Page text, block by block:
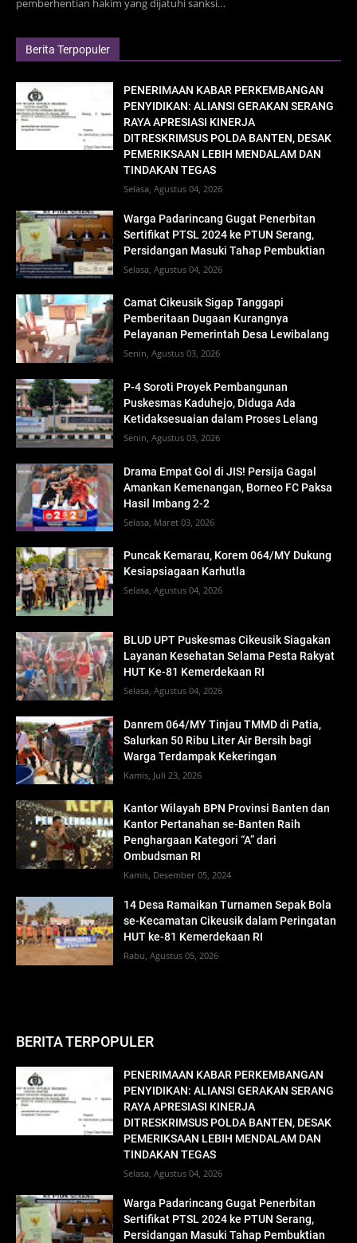
pemberhentian hakim yang dijatuhi sanksi…
Berita Terpopuler
PENERIMAAN KABAR PERKEMBANGAN
PENYIDIKAN: ALIANSI GERAKAN SERANG
RAYA APRESIASI KINERJA
DITRESKRIMSUS POLDA BANTEN, DESAK
PEMERIKSAAN LEBIH MENDALAM DAN
TINDAKAN TEGAS
Selasa, Agustus 04, 2026
Warga Padarincang Gugat Penerbitan
Sertifikat PTSL 2024 ke PTUN Serang,
Persidangan Masuki Tahap Pembuktian
Selasa, Agustus 04, 2026
Camat Cikeusik Sigap Tanggapi
Pemberitaan Dugaan Kurangnya
Pelayanan Pemerintah Desa Lewibalang
Senin, Agustus 03, 2026
P-4 Soroti Proyek Pembangunan
Puskesmas Kaduhejo, Diduga Ada
Ketidaksesuaian dalam Proses Lelang
Senin, Agustus 03, 2026
Drama Empat Gol di JIS! Persija Gagal
Amankan Kemenangan, Borneo FC Paksa
Hasil Imbang 2-2
Selasa, Maret 03, 2026
Puncak Kemarau, Korem 064/MY Dukung
Kesiapsiagaan Karhutla
Selasa, Agustus 04, 2026
BLUD UPT Puskesmas Cikeusik Siagakan
Layanan Kesehatan Selama Pesta Rakyat
HUT Ke-81 Kemerdekaan RI
Selasa, Agustus 04, 2026
Danrem 064/MY Tinjau TMMD di Patia,
Salurkan 50 Ribu Liter Air Bersih bagi
Warga Terdampak Kekeringan
Kamis, Juli 23, 2026
Kantor Wilayah BPN Provinsi Banten dan
Kantor Pertanahan se-Banten Raih
Penghargaan Kategori “A” dari
Ombudsman RI
Kamis, Desember 05, 2024
14 Desa Ramaikan Turnamen Sepak Bola
se-Kecamatan Cikeusik dalam Peringatan
HUT ke-81 Kemerdekaan RI
Rabu, Agustus 05, 2026
BERITA TERPOPULER
PENERIMAAN KABAR PERKEMBANGAN
PENYIDIKAN: ALIANSI GERAKAN SERANG
RAYA APRESIASI KINERJA
DITRESKRIMSUS POLDA BANTEN, DESAK
PEMERIKSAAN LEBIH MENDALAM DAN
TINDAKAN TEGAS
Selasa, Agustus 04, 2026
Warga Padarincang Gugat Penerbitan
Sertifikat PTSL 2024 ke PTUN Serang,
Persidangan Masuki Tahap Pembuktian